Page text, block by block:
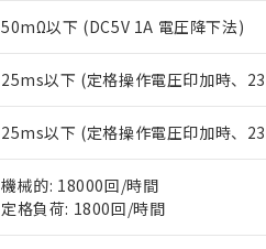
50mΩ以下 (DC5V 1A 電圧降下法)
25ms以下 (定格操作電圧印加時、
25ms以下 (定格操作電圧印加時、
機械的: 18000回/時間
定格負荷: 1800回/時間
オムロン制御
在庫状況お
す。
マイパーツ
ている必要
※2 対応予定月
部品在庫の切り替
※3 非含有証明
下記の非含有証明
※2 環境保護使
「ｅ」：有害物質
「10」：通常の使
味します。
「－」：未確認で
当社は、貴
また当社は
たしません。
機器販
空
白
受注生